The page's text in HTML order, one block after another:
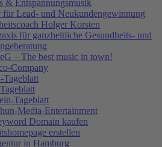
& Entspannungsmusik
für Lead- und Neukundengewinnung
Holger Korsten
für ganzheitliche Gesundheits- und
– The best music in town!
Company
Tageblatt
Tageblatt
Media-Entertainment
Domain kaufen
erstellen
in Hamburg